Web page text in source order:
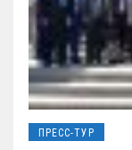
ПРЕСС-ТУР